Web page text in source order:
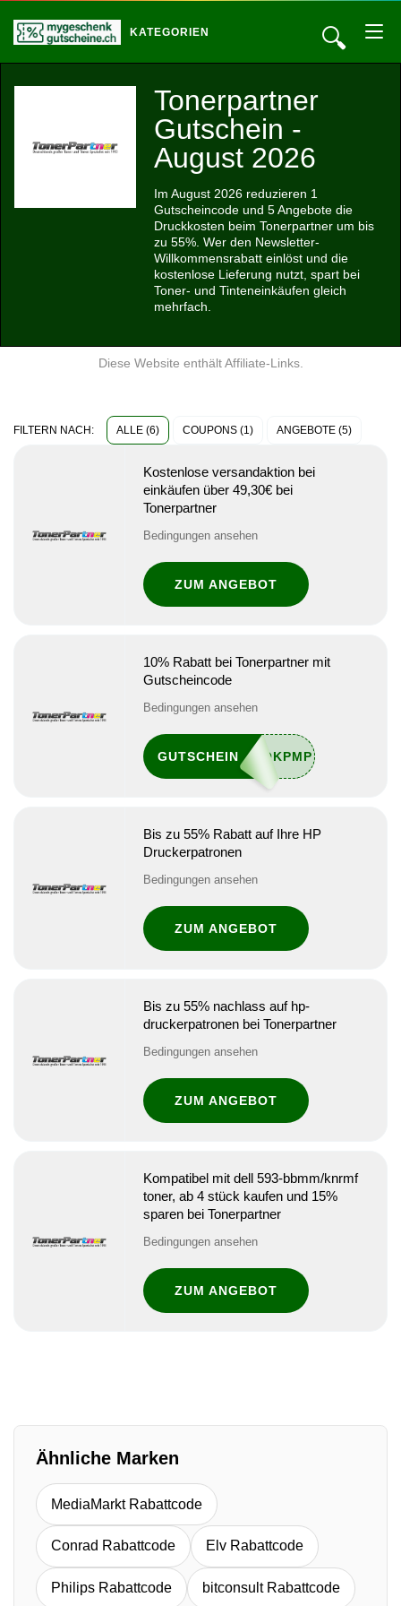
🔍
KATEGORIEN
Tonerpartner
Gutschein -
August 2026
Im August 2026 reduzieren 1
Gutscheincode und 5 Angebote die
Druckkosten beim Tonerpartner um bis
zu 55%. Wer den Newsletter-
Willkommensrabatt einlöst und die
kostenlose Lieferung nutzt, spart bei
Toner- und Tinteneinkäufen gleich
mehrfach.
Diese Website enthält Affiliate-Links.
FILTERN NACH: ALLE (6) COUPONS (1) ANGEBOTE (5)
Kostenlose versandaktion bei
einkäufen über 49,30€ bei
Tonerpartner
Bedingungen ansehen
ZUM ANGEBOT
10% Rabatt bei Tonerpartner mit
Gutscheincode
Bedingungen ansehen
GUTSCHEIN
Bis zu 55% Rabatt auf Ihre HP
Druckerpatronen
Bedingungen ansehen
ZUM ANGEBOT
Bis zu 55% nachlass auf hp-
druckerpatronen bei Tonerpartner
Bedingungen ansehen
ZUM ANGEBOT
Kompatibel mit dell 593-bbmm/knrmf
toner, ab 4 stück kaufen und 15%
sparen bei Tonerpartner
Bedingungen ansehen
ZUM ANGEBOT
Ähnliche Marken
MediaMarkt Rabattcode
Conrad Rabattcode Elv Rabattcode
Philips Rabattcode bitconsult Rabattcode